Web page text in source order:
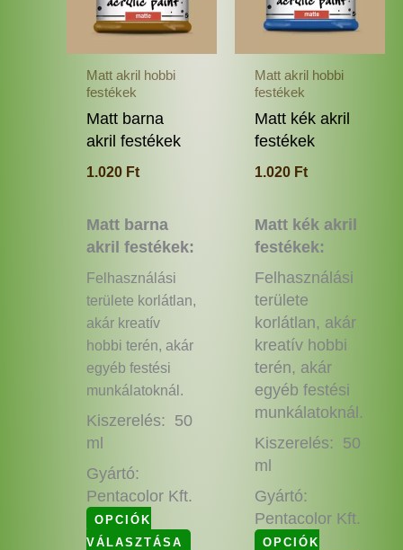
Matt akril hobbi
festékek
Matt barna
akril festékek
1.020 Ft
Matt barna
akril festékek:
Felhasználási
területe korlátlan,
akár kreatív
hobbi terén, akár
egyéb festési
munkálatoknál.
Kiszerelés: 50
ml
Gyártó:
Pentacolor Kft.
OPCIÓK
VÁLASZTÁSA
van.
változatok
termékoldalon
választhatók
Matt akril hobbi
festékek
Matt kék akril
festékek
1.020 Ft
Matt kék akril
festékek:
Felhasználási
területe
korlátlan, akár
kreatív hobbi
terén, akár
egyéb festési
munkálatoknál.
Kiszerelés: 50
ml
Gyártó:
Pentacolor Kft.
OPCIÓK
van.